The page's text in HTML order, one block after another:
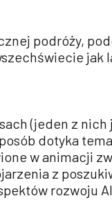
podróży,
jak
(jeden z
dotyka
w animacji
z
rozwoju